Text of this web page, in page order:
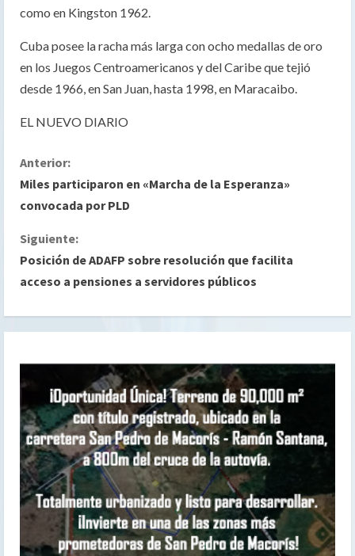
como en Kingston 1962.
Cuba posee la racha más larga con ocho medallas de oro
en los Juegos Centroamericanos y del Caribe que tejió
desde 1966, en San Juan, hasta 1998, en Maracaibo.
EL NUEVO DIARIO
S
i
g
u
l
e
y
e
n
d
Anterior:
Miles participaron en «Marcha de la Esperanza»
convocada por PLD
Siguiente:
Posición de ADAFP sobre resolución que facilita
acceso a pensiones a servidores públicos